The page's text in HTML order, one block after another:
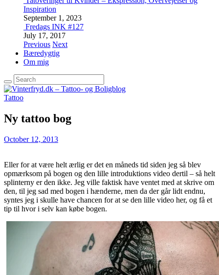
Inspiration
September 1, 2023
Fredags INK #127
July 17, 2017
Previous Next
Bæredygtig
Om mig
Tattoo
Ny tattoo bog
October 12, 2013
Eller for at være helt ærlig er det en måneds tid siden jeg så blev
opmærksom på bogen og den lille introduktions video dertil – så helt
splinterny er den ikke. Jeg ville faktisk have ventet med at skrive om
den, til jeg sad med bogen i hænderne, men da der går lidt endnu,
syntes jeg i skulle have chancen for at se den lille video her, og få et
tip til hvor i selv kan købe bogen.